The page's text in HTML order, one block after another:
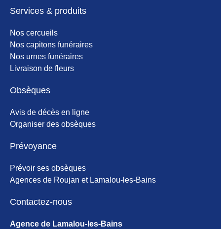
Services & produits
Nos cercueils
Nos capitons funéraires
Nos urnes funéraires
Livraison de fleurs
Obsèques
Avis de décès en ligne
Organiser des obsèques
Prévoyance
Prévoir ses obsèques
Agences de Roujan et Lamalou-les-Bains
Contactez-nous
Agence de Lamalou-les-Bains